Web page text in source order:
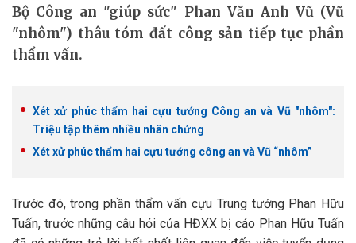
Bộ Công an "giúp sức" Phan Văn Anh Vũ (Vũ
"nhôm") thâu tóm đất công sản tiếp tục phần
thẩm vấn.
Xét xử phúc thẩm hai cựu tướng Công an và Vũ "nhôm":
Triệu tập thêm nhiều nhân chứng
Xét xử phúc thẩm hai cựu tướng công an và Vũ “nhôm”
Trước đó, trong phần thẩm vấn cựu Trung tướng Phan Hữu
Tuấn, trước những câu hỏi của HĐXX bị cáo Phan Hữu Tuấn